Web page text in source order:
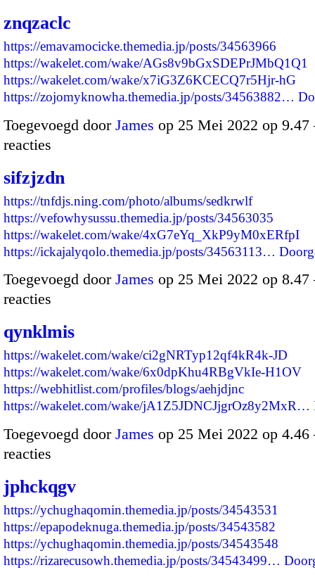
znqzaclc
https://emavamocicke.themedia.jp/posts/34563966
https://wakelet.com/wake/AGs8v9bGxSDEPrJMbQ1Q1
https://wakelet.com/wake/x7iG3Z6KCECQ7r5Hjr-hG
https://zojomyknowha.themedia.jp/posts/34563882…
Toegevoegd door James op 25 Mei 2022 op
reacties
sifzjzdn
https://tnfdjs.ning.com/photo/albums/sedkrwlf
https://vefowhysussu.themedia.jp/posts/34563035
https://wakelet.com/wake/4xG7eYq_XkP9yM0xERfpI
https://ickajalyqolo.themedia.jp/posts/34563113…
Toegevoegd door James op 25 Mei 2022 op
reacties
qynklmis
https://wakelet.com/wake/ci2gNRTyp12qf4kR4k-JD
https://wakelet.com/wake/6x0dpKhu4RBgVkIe-H1OV
https://webhitlist.com/profiles/blogs/aehjdjnc
https://wakelet.com/wake/jA1Z5JDNCJjgrOz8y2MxR…
Toegevoegd door James op 25 Mei 2022 op
reacties
jphckqgv
https://ychughaqomin.themedia.jp/posts/34543531
https://epapodeknuga.themedia.jp/posts/34543582
https://ychughaqomin.themedia.jp/posts/34543548
https://rizarecusowh.themedia.jp/posts/34543499…